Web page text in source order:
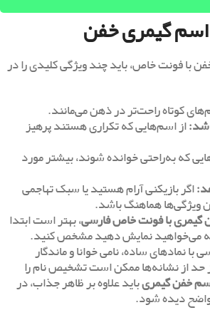
گیمری خفن
با فونت خاص، باید چند ویژگی کلیدی را در
کوتاه راحت‌تر در ذهن می‌مانند.
از اسم‌هایی که تکراری هستند پرهیز
که به‌راحتی خوانده شوند، بیشتر مورد
اگر بازیکنی آرام هستید یا سبک تهاجمی
ویژگی‌ها هماهنگ باشد.
گیمری با فونت خاص فارسی، بهتر است ابتدا
می‌خواهید نمایش دهید مشخص کنید.
با نمادهای ساده، نامی خوانا و ماندگار
حد از نشانه‌ها ممکن است تشخیص نام را
خفن گیمریباید علاوه بر ظاهر جذاب، در
دیده شود.